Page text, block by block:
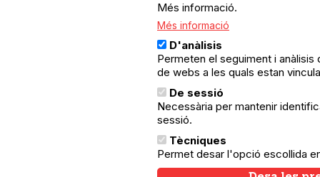
Més informació.
Més informació
D'anàlisis
Permeten el seguiment i anàlisis
de webs a les quals estan
De sessió
Necessària per mantenir
sessió.
Tècniques
Permet desar l'opció escollida